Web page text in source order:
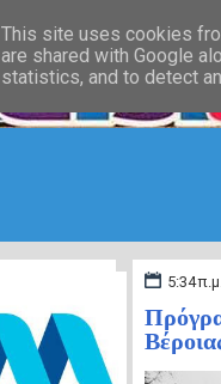
5:34
This site uses cookies
are shared with Google
statistics, and to detect